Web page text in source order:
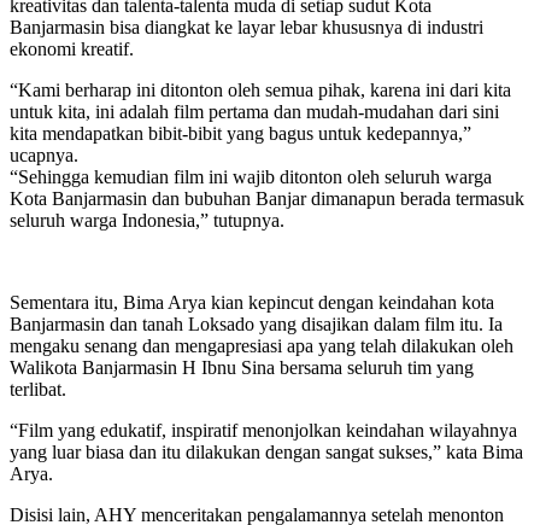
kreativitas dan talenta-talenta muda di setiap sudut Kota
Banjarmasin bisa diangkat ke layar lebar khususnya di industri
ekonomi kreatif.
“Kami berharap ini ditonton oleh semua pihak, karena ini dari kita
untuk kita, ini adalah film pertama dan mudah-mudahan dari sini
kita mendapatkan bibit-bibit yang bagus untuk kedepannya,”
ucapnya.
“Sehingga kemudian film ini wajib ditonton oleh seluruh warga
Kota Banjarmasin dan bubuhan Banjar dimanapun berada termasuk
seluruh warga Indonesia,” tutupnya.
Sementara itu, Bima Arya kian kepincut dengan keindahan kota
Banjarmasin dan tanah Loksado yang disajikan dalam film itu. Ia
mengaku senang dan mengapresiasi apa yang telah dilakukan oleh
Walikota Banjarmasin H Ibnu Sina bersama seluruh tim yang
terlibat.
“Film yang edukatif, inspiratif menonjolkan keindahan wilayahnya
yang luar biasa dan itu dilakukan dengan sangat sukses,” kata Bima
Arya.
Disisi lain, AHY menceritakan pengalamannya setelah menonton